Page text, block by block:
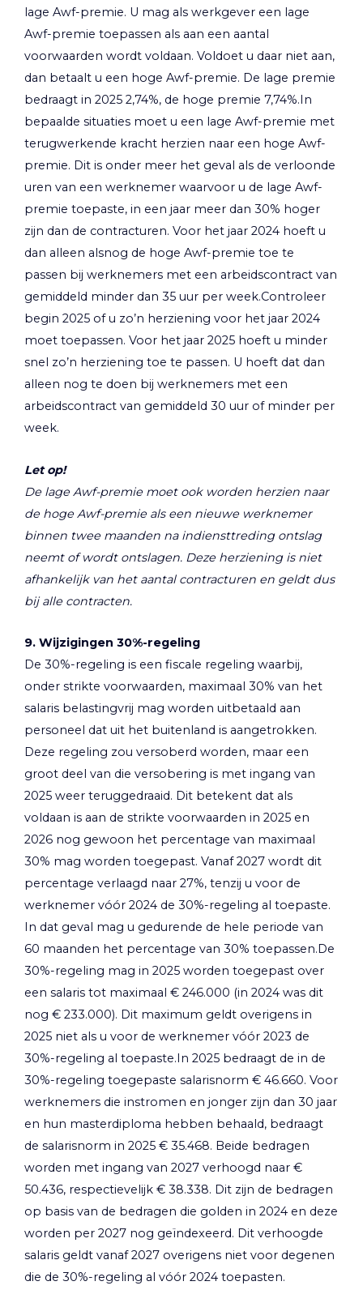
lage Awf-premie. U mag als werkgever een lage
Awf-premie toepassen als aan een aantal
voorwaarden wordt voldaan. Voldoet u daar niet aan,
dan betaalt u een hoge Awf-premie. De lage premie
bedraagt in 2025 2,74%, de hoge premie 7,74%.In
bepaalde situaties moet u een lage Awf-premie met
terugwerkende kracht herzien naar een hoge Awf-
premie. Dit is onder meer het geval als de verloonde
uren van een werknemer waarvoor u de lage Awf-
premie toepaste, in een jaar meer dan 30% hoger
zijn dan de contracturen. Voor het jaar 2024 hoeft u
dan alleen alsnog de hoge Awf-premie toe te
passen bij werknemers met een arbeidscontract van
gemiddeld minder dan 35 uur per week.Controleer
begin 2025 of u zo’n herziening voor het jaar 2024
moet toepassen. Voor het jaar 2025 hoeft u minder
snel zo’n herziening toe te passen. U hoeft dat dan
alleen nog te doen bij werknemers met een
arbeidscontract van gemiddeld 30 uur of minder per
week.
Let op!
De lage Awf-premie moet ook worden herzien naar
de hoge Awf-premie als een nieuwe werknemer
binnen twee maanden na indiensttreding ontslag
neemt of wordt ontslagen. Deze herziening is niet
afhankelijk van het aantal contracturen en geldt dus
bij alle contracten.
9. Wijzigingen 30%-regeling
De 30%-regeling is een fiscale regeling waarbij,
onder strikte voorwaarden, maximaal 30% van het
salaris belastingvrij mag worden uitbetaald aan
personeel dat uit het buitenland is aangetrokken.
Deze regeling zou versoberd worden, maar een
groot deel van die versobering is met ingang van
2025 weer teruggedraaid. Dit betekent dat als
voldaan is aan de strikte voorwaarden in 2025 en
2026 nog gewoon het percentage van maximaal
30% mag worden toegepast. Vanaf 2027 wordt dit
percentage verlaagd naar 27%, tenzij u voor de
werknemer vóór 2024 de 30%-regeling al toepaste.
In dat geval mag u gedurende de hele periode van
60 maanden het percentage van 30% toepassen.De
30%-regeling mag in 2025 worden toegepast over
een salaris tot maximaal € 246.000 (in 2024 was dit
nog € 233.000). Dit maximum geldt overigens in
2025 niet als u voor de werknemer vóór 2023 de
30%-regeling al toepaste.In 2025 bedraagt de in de
30%-regeling toegepaste salarisnorm € 46.660. Voor
werknemers die instromen en jonger zijn dan 30 jaar
en hun masterdiploma hebben behaald, bedraagt
de salarisnorm in 2025 € 35.468. Beide bedragen
worden met ingang van 2027 verhoogd naar €
50.436, respectievelijk € 38.338. Dit zijn de bedragen
op basis van de bedragen die golden in 2024 en deze
worden per 2027 nog geïndexeerd. Dit verhoogde
salaris geldt vanaf 2027 overigens niet voor degenen
die de 30%-regeling al vóór 2024 toepasten.